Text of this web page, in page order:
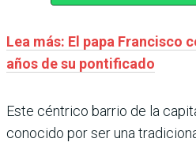
Lea más: El papa Francisco
años de su pontificado
Este céntrico barrio de la
conocido por ser una